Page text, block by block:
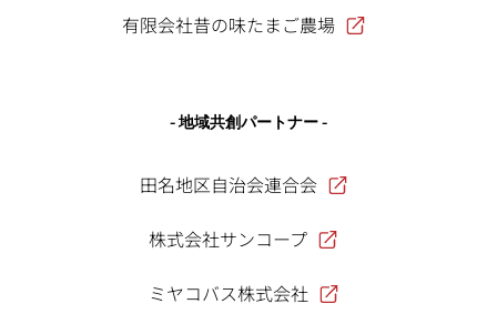
有限会社昔の味たまご農場
- 地域共創パートナー -
田名地区自治会連合会
株式会社サンコープ
ミヤコバス株式会社